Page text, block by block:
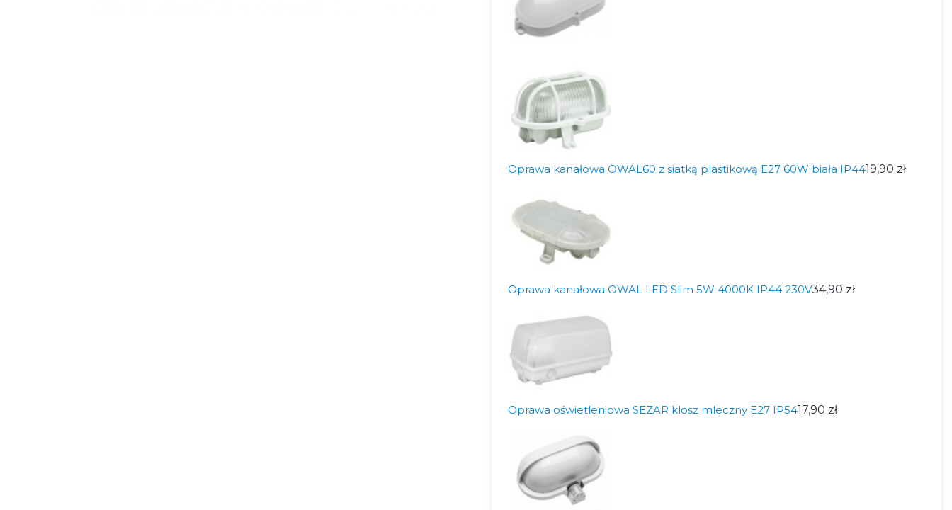
Oprawa kanałowa OWAL60 z siatką plastikową E27 60W biała IP4419,90 zł
Oprawa kanałowa OWAL LED Slim 5W 4000K IP44 230V34,90 zł
Oprawa oświetleniowa SEZAR klosz mleczny E27 IP5417,90 zł